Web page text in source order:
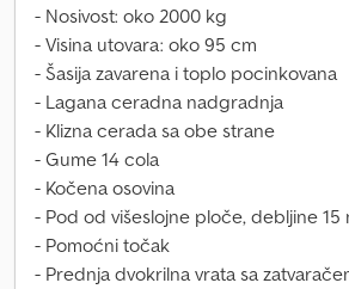
- Nosivost: oko 2000 kg
- Visina utovara: oko 95 cm
- Šasija zavarena i toplo pocinkovana
- Lagana ceradna nadgradnja
- Klizna cerada sa obe strane
- Gume 14 cola
- Kočena osovina
- Pod od višeslojne ploče, debljine 15
- Pomoćni točak
- Prednja dvokrilna vrata sa